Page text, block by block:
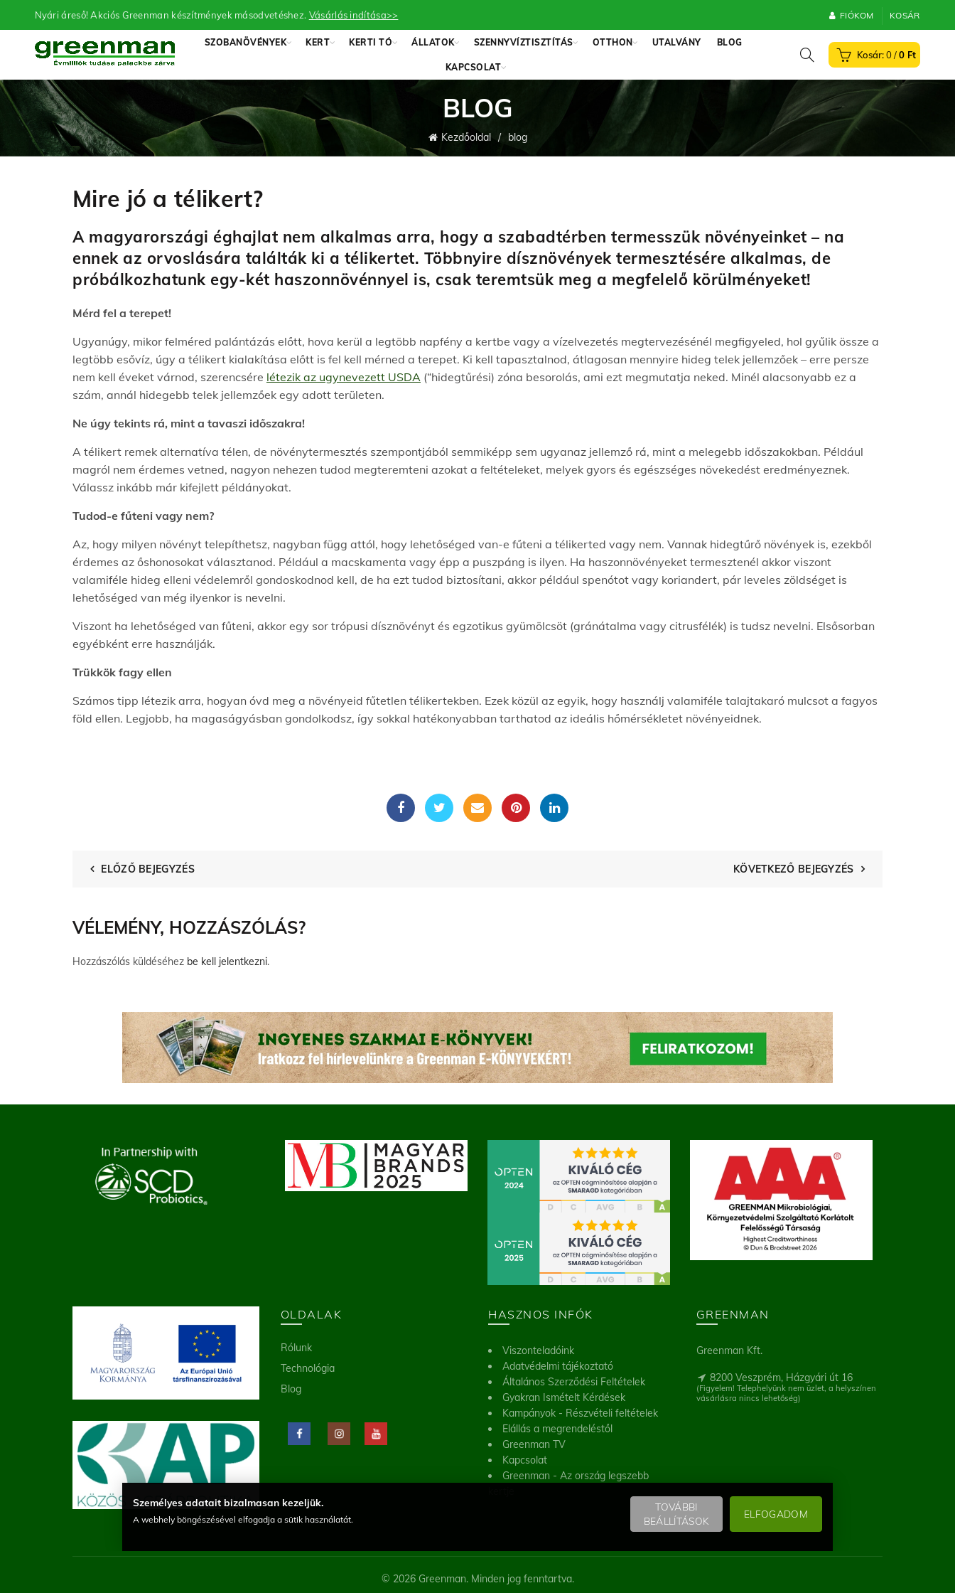
Nyári áreső! Akciós Greenman készítmények másodvetéshez. Vásárlás indítása>> FIÓKOM KOSÁR
SZOBANÖVÉNYEK KERT KERTI TÓ ÁLLATOK SZENNYVÍZTISZTÍTÁS OTTHON UTALVÁNY BLOG
KAPCSOLAT
0 / 0 Ft
BLOG
Kezdőoldal blog
Mire jó a télikert?
A magyarországi éghajlat nem alkalmas arra, hogy a szabadtérben termesszük növényeinket – na
ennek az orvoslására találták ki a télikertet. Többnyire dísznövények termesztésére alkalmas, de
próbálkozhatunk egy-két haszonnövénnyel is, csak teremtsük meg a megfelelő körülményeket!
Mérd fel a terepet!
Ugyanúgy, mikor felméred palántázás előtt, hova kerül a legtöbb napfény a kertbe vagy a vízelvezetés megtervezésénél megfigyeled, hol gyűlik össze a
legtöbb esővíz, úgy a télikert kialakítása előtt is fel kell mérned a terepet. Ki kell tapasztalnod, átlagosan mennyire hideg telek jellemzőek – erre persze
nem kell éveket várnod, szerencsére létezik az ugynevezett USDA (“hidegtűrési) zóna besorolás, ami ezt megmutatja neked. Minél alacsonyabb ez a
szám, annál hidegebb telek jellemzőek egy adott területen.
Ne úgy tekints rá, mint a tavaszi időszakra!
A télikert remek alternatíva télen, de növénytermesztés szempontjából semmiképp sem ugyanaz jellemző rá, mint a melegebb időszakokban. Például
magról nem érdemes vetned, nagyon nehezen tudod megteremteni azokat a feltételeket, melyek gyors és egészséges növekedést eredményeznek.
Válassz inkább már kifejlett példányokat.
Tudod-e fűteni vagy nem?
Az, hogy milyen növényt telepíthetsz, nagyban függ attól, hogy lehetőséged van-e fűteni a télikerted vagy nem. Vannak hidegtűrő növények is, ezekből
érdemes az őshonosokat választanod. Például a macskamenta vagy épp a puszpáng is ilyen. Ha haszonnövényeket termesztenél akkor viszont
valamiféle hideg elleni védelemről gondoskodnod kell, de ha ezt tudod biztosítani, akkor például spenótot vagy koriandert, pár leveles zöldséget is
lehetőséged van még ilyenkor is nevelni.
Viszont ha lehetőséged van fűteni, akkor egy sor trópusi dísznövényt és egzotikus gyümölcsöt (gránátalma vagy citrusfélék) is tudsz nevelni. Elsősorban
egyébként erre használják.
Trükkök fagy ellen
Számos tipp létezik arra, hogyan óvd meg a növényeid fűtetlen télikertekben. Ezek közül az egyik, hogy használj valamiféle talajtakaró mulcsot a fagyos
föld ellen. Legjobb, ha magaságyásban gondolkodsz, így sokkal hatékonyabban tarthatod az ideális hőmérsékletet növényeidnek.
ELŐZŐ BEJEGYZÉS KÖVETKEZŐ BEJEGYZÉS
VÉLEMÉNY, HOZZÁSZÓLÁS?
Hozzászólás küldéséhez be kell jelentkezni.
OLDALAK
Rólunk
Technológia
Blog
HASZNOS INFÓK
Viszonteladóink
Adatvédelmi tájékoztató
Általános Szerződési Feltételek
Gyakran Ismételt Kérdések
Kampányok - Részvételi feltételek
Elállás a megrendeléstől
Greenman TV
Kapcsolat
Greenman - Az ország legszebb
GREENMAN
Greenman Kft.
8200 Veszprém, Házgyári út 16
(Figyelem! Telephelyünk nem üzlet, a helyszínen
vásárlásra nincs lehetőség)
© 2026 Greenman. Minden jog fenntartva.
Személyes adatait bizalmasan kezeljük.
A webhely böngészésével elfogadja a sütik használatát.
TOVÁBBI
BEÁLLÍTÁSOK
ELFOGADOM